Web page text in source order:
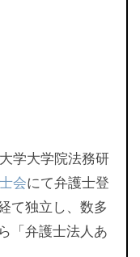
学大学院法務研
会にて弁護士登
て独立し、数多
「弁護士法人あ